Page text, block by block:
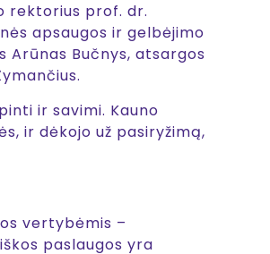
rektorius prof. dr.
apsaugos ir gelbėjimo
Arūnas Bučnys, atsargos
ir savimi. Kauno
ir dėkojo už pasiryžimą,
vertybėmis –
paslaugos yra